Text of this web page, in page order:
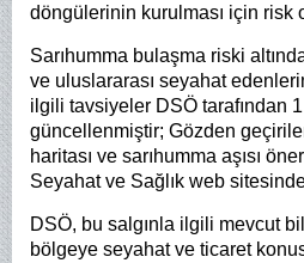
döngülerinin kurulması için risk
Sarıhumma bulaşma riski
ve uluslararası seyahat
ilgili tavsiyeler DSÖ tarafından
güncellenmiştir; Gözden
haritası ve sarıhumma aşısı
Seyahat ve Sağlık web
DSÖ, bu salgınla ilgili mevcut
bölgeye seyahat ve ticaret